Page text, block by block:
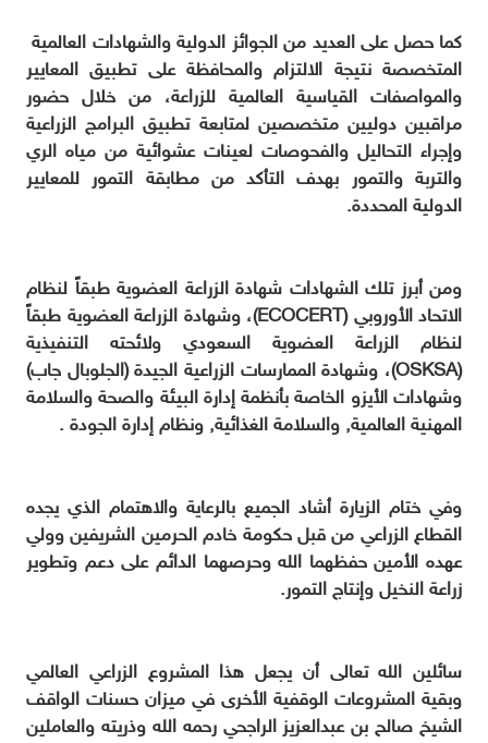
المتخصصة نتيجة الالتزام والمحافظة على تطبيق المعايير
والمواصفات القياسية العالمية للزراعة، من خلال حضور
مراقبين دوليين متخصصين لمتابعة تطبيق البرامج الزراعية
وإجراء التحاليل والفحوصات لعينات عشوائية من مياه الري
والتربة والتمور بهدف التأكد من مطابقة التمور للمعايير
الدولية المحددة.
ومن أبرز تلك الشهادات شهادة الزراعة العضوية طبقاً لنظام
الاتحاد الأوروبي (ECOCERT)، وشهادة الزراعة العضوية طبقاً
لنظام الزراعة العضوية السعودي ولائحته التنفيذية
(OSKSA)، وشهادة الممارسات الزراعية الجيدة (الجلوبال جاب)
وشهادات الأيزو الخاصة بأنظمة إدارة البيئة والصحة والسلامة
المهنية العالمية, والسلامة الغذائية, ونظام إدارة الجودة .
وفي ختام الزيارة أشاد الجميع بالرعاية والاهتمام الذي يجده
القطاع الزراعي من قبل حكومة خادم ‏الحرمين الشريفين وولي
عهده الأمين حفظهما الله وحرصهما الدائم على دعم وتطوير
زراعة النخيل وإنتاج التمور.
سائلين الله تعالى أن يجعل هذا المشروع الزراعي العالمي
وبقية المشروعات الوقفية الأخرى في ميزان حسنات الواقف
الشيخ صالح بن عبدالعزيز الراجحي رحمه الله وذريته والعاملين